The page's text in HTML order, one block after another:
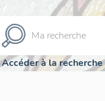
Accéder à la recherche